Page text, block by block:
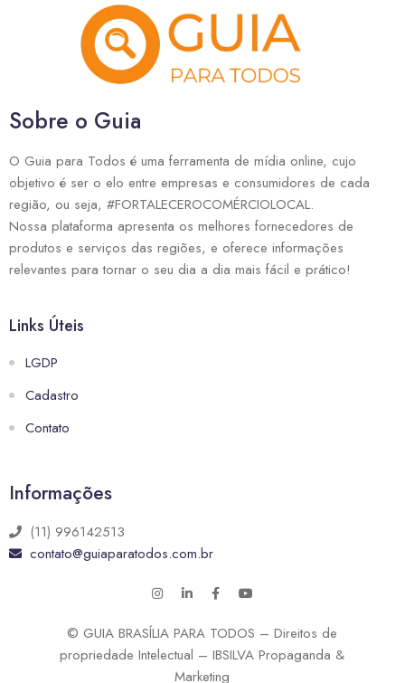
Sobre o Guia
O Guia para Todos é uma ferramenta de mídia online, cujo
objetivo é ser o elo entre empresas e consumidores de cada
região, ou seja, #FORTALECEROCOMÉRCIOLOCAL.
Nossa plataforma apresenta os melhores fornecedores de
produtos e serviços das regiões, e oferece informações
relevantes para tornar o seu dia a dia mais fácil e prático!
Links Úteis
LGDP
Cadastro
Contato
Informações
(11) 996142513
contato@guiaparatodos.com.br
© GUIA BRASÍLIA PARA TODOS – Direitos de
propriedade Intelectual – IBSILVA Propaganda &
Marketing